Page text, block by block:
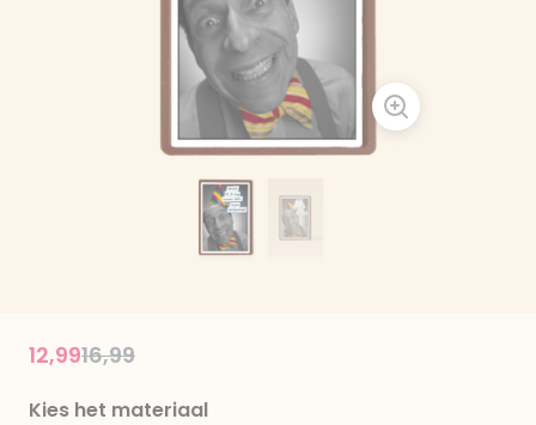
Price reduced from
16,99to
12,99
Kies het materiaal